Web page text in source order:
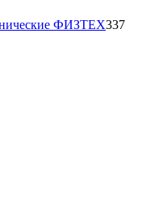
ФИЗТЕХ337